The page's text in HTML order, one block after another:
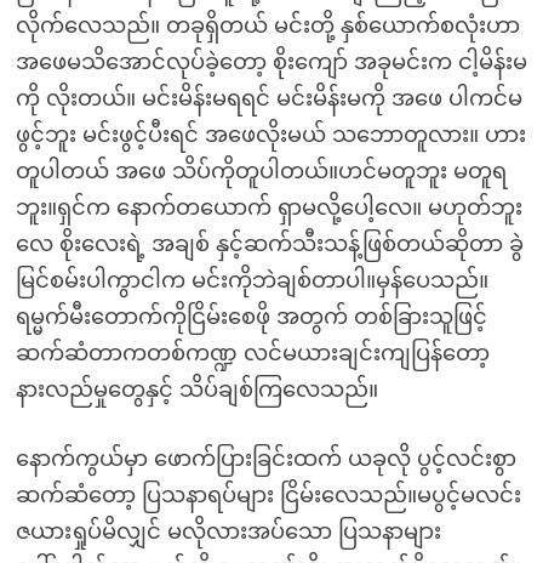
လိုက်လေသည်။ တခုရှိတယ် မင်းတို့ နှစ်ယောက်စလုံးဟာ
အဖေမသိအောင်လုပ်ခဲ့တော့ စိုးကျော် အခုမင်းက ငါ့မိန်းမ
ကို လိုးတယ်။ မင်းမိန်းမရရင် မင်းမိန်းမကို အဖေ ပါကင်မ
ဖွင့်ဘူး မင်းဖွင့်ပီးရင် အဖေလိုးမယ် သဘောတူလား။ ဟား
တူပါတယ် အဖေ သိပ်ကိုတူပါတယ်။ဟင်မတူဘူး မတူရ
ဘူး။ရှင်က နောက်တယောက် ရှာမလို့ပေါ့လေ။ မဟုတ်ဘူး
လေ စိုးလေးရဲ့ အချစ် နှင့်ဆက်သီးသန့်ဖြစ်တယ်ဆိုတာ ခွဲ
မြင်စမ်းပါကွာငါက မင်းကိုဘဲချစ်တာပါ။မှန်ပေသည်။
ရမ္မက်မီးတောက်ကိုငြိမ်းစေဖို အတွက် တစ်ခြားသူဖြင့်
ဆက်ဆံတာကတစ်ကဏ္ဍ လင်မယားချင်းကျပြန်တော့
နားလည်မှုတွေနှင့် သိပ်ချစ်ကြလေသည်။
နောက်ကွယ်မှာ ဖောက်ပြားခြင်းထက် ယခုလို ပွင့်လင်းစွာ
ဆက်ဆံတော့ ပြသနာရပ်များ ငြိမ်းလေသည်။မပွင့်မလင်း
ဇယားရှုပ်မိလျှင် မလိုလားအပ်သော ပြသနာများ